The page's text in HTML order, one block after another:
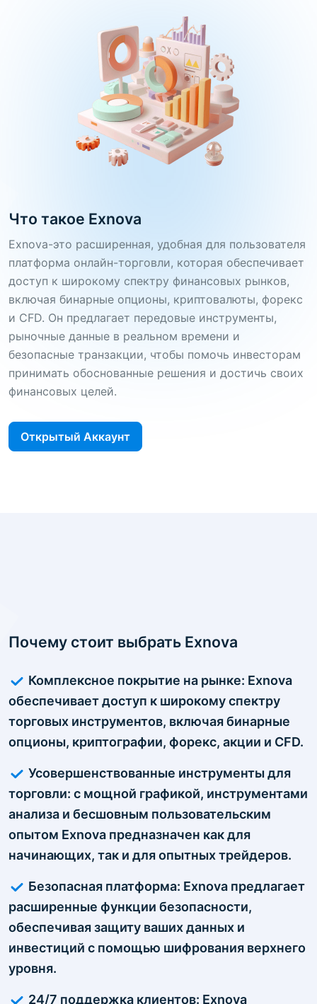
Что такое Exnova
Exnova-это расширенная, удобная для пользователя
платформа онлайн-торговли, которая обеспечивает
доступ к широкому спектру финансовых рынков,
включая бинарные опционы, криптовалюты, форекс
и CFD. Он предлагает передовые инструменты,
рыночные данные в реальном времени и
безопасные транзакции, чтобы помочь инвесторам
принимать обоснованные решения и достичь своих
финансовых целей.
Открытый Аккаунт
Почему стоит выбрать Exnova
Комплексное покрытие на рынке: Exnova
обеспечивает доступ к широкому спектру
торговых инструментов, включая бинарные
опционы, криптографии, форекс, акции и CFD.
Усовершенствованные инструменты для
торговли: с мощной графикой, инструментами
анализа и бесшовным пользовательским
опытом Exnova предназначен как для
начинающих, так и для опытных трейдеров.
Безопасная платформа: Exnova предлагает
расширенные функции безопасности,
обеспечивая защиту ваших данных и
инвестиций с помощью шифрования верхнего
уровня.
24/7 поддержка клиентов: Exnova